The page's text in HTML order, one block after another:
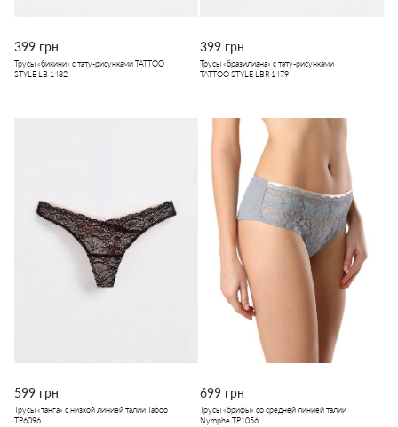
399 грн
Трусы «бикини» с тату-рисунками TATTOO
STYLE LB 1482
399 грн
Трусы «бразилиана» с тату-рисунками
TATTOO STYLE LBR 1479
599 грн
Трусы «танга» с низкой линией талии Taboо
TP6096
699 грн
Трусы «брифы» со средней линией талии
Nymphe ТР1056